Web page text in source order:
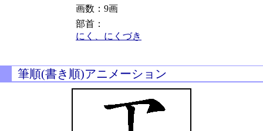
画数：9画
部首：
にく、にくづき
筆順(書き順)アニメーション